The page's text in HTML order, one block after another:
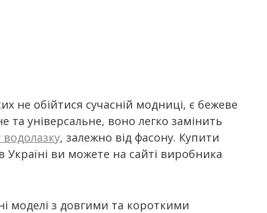
не обійтися сучасній модниці, є бежеве
та універсальне, воно легко замінить
водолазку, залежно від фасону. Купити
Україні ви можете на сайті виробника
моделі з довгими та короткими